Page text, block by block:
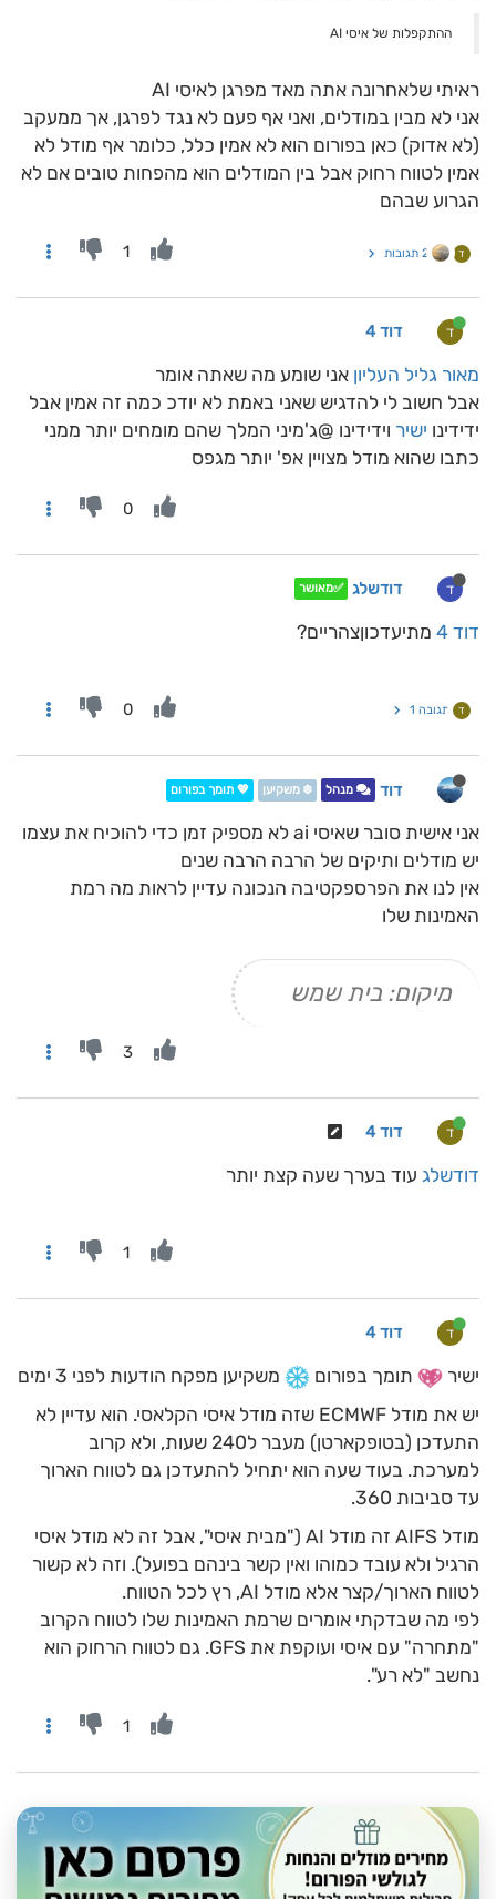
ההתקפלות של איסי AI
ראיתי שלאחרונה אתה מאד מפרגן לאיסי AI
אני לא מבין במודלים, ואני אף פעם לא נגד לפרגן, אך ממעקב
(לא אדוק) כאן בפורום הוא לא אמין כלל, כלומר אף מודל לא
אמין לטווח רחוק אבל בין המודלים הוא מהפחות טובים אם לא
הגרוע שבהם
ד 2 תגובות 1
ד דוד 4
מאור גליל העליון אני שומע מה שאתה אומר
אבל חשוב לי להדגיש שאני באמת לא יודכ כמה זה אמין אבל
ידידינו ישיר וידידינו @ג'מיני המלך שהם מומחים יותר ממני
כתבו שהוא מודל מצויין אפ' יותר מגפס
0
ד דודשלג ✅מאושר
דוד 4 מתיעדכוןצהריים?
ד תגובה 1 0
דוד מנהל ❄️ משקיען 💖 תומך בפורום
אני אישית סובר שאיסי ai לא מספיק זמן כדי להוכיח את עצמו
יש מודלים ותיקים של הרבה הרבה שנים
אין לנו את הפרספקטיבה הנכונה עדיין לראות מה רמת
האמינות שלו
מיקום: בית שמש
3
ד דוד 4
דודשלג עוד בערך שעה קצת יותר
1
ד דוד 4
ישיר תומך בפורום
️ משקיען מפקח הודעות לפני 3 ימים
יש את מודל ECMWF שזה מודל איסי הקלאסי. הוא עדיין לא
התעדכן (בטופקארטן) מעבר ל240 שעות, ולא קרוב
למערכת. בעוד שעה הוא יתחיל להתעדכן גם לטווח הארוך
עד סביבות 360.
מודל AIFS זה מודל AI ("מבית איסי", אבל זה לא מודל איסי
הרגיל ולא עובד כמוהו ואין קשר בינהם בפועל). וזה לא קשור
לטווח הארוך/קצר אלא מודל AI, רץ לכל הטווח.
לפי מה שבדקתי אומרים שרמת האמינות שלו לטווח הקרוב
"מתחרה" עם איסי ועוקפת את GFS. גם לטווח הרחוק הוא
נחשב "לא רע".
1